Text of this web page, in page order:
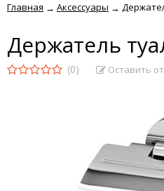
Главная → Аксессуары →
Держатель
(0) Оставить